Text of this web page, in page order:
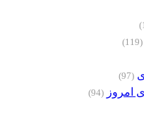
(119)
(97)
امروز (94)